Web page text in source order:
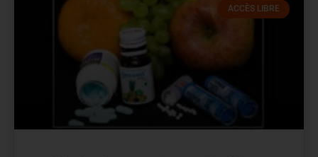
ACCÈS LIBRE